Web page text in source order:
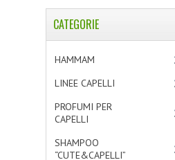
CATEGORIE
HAMMAM
LINEE CAPELLI
PROFUMI PER
CAPELLI
SHAMPOO
“CUTE&CAPELLI”